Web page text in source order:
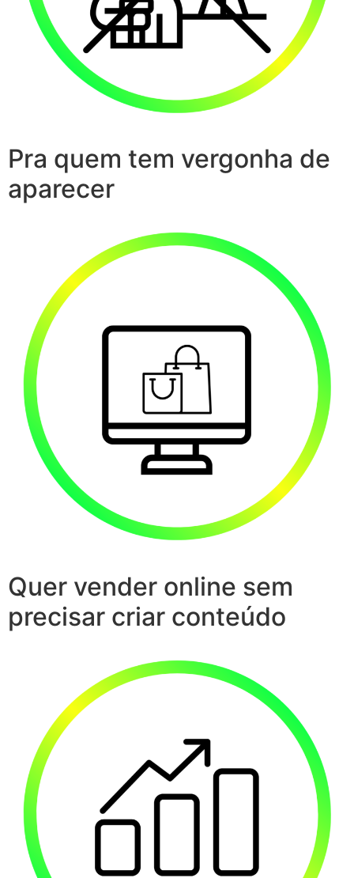
Pra quem tem vergonha de
aparecer
Quer vender online sem
precisar criar conteúdo